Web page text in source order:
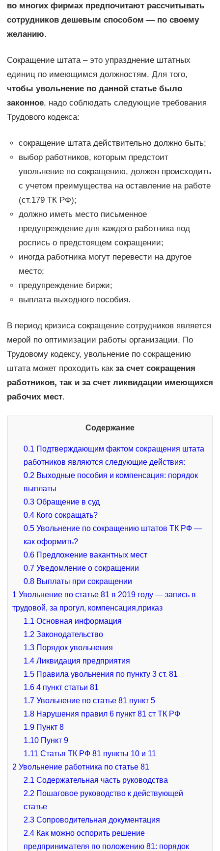
во многих фирмах предпочитают рассчитывать
сотрудников дешевым способом — по своему
желанию.
Сокращение штата – это упразднение штатных
единиц по имеющимся должностям. Для того,
чтобы увольнение по данной статье было
законное, надо соблюдать следующие требования
Трудового кодекса:
сокращение штата действительно должно быть;
выбор работников, которым предстоит
увольнение по сокращению, должен происходить
с учетом преимущества на оставление на работе
(ст.179 ТК РФ);
должно иметь место письменное
предупреждение для каждого работника под
роспись о предстоящем сокращении;
иногда работника могут перевести на другое
место;
предупреждение биржи;
выплата выходного пособия.
В период кризиса сокращение сотрудников является
мерой по оптимизации работы организации. По
Трудовому кодексу, увольнение по сокращению
штата может проходить как за счет сокращения
работников, так и за счет ликвидации имеющихся
рабочих мест.
Содержание
0.1 Подтверждающим фактом сокращения штата
работников являются следующие действия:
0.2 Выходные пособия и компенсация: порядок
выплаты
0.3 Обращение в суд
0.4 Кого сокращать?
0.5 Увольнение по сокращению штатов ТК РФ —
как оформить?
0.6 Предложение вакантных мест
0.7 Уведомление о сокращении
0.8 Выплаты при сокращении
1 Увольнение по статье 81 в 2019 году — запись в
трудовой, за прогул, компенсация,приказ
1.1 Основная информация
1.2 Законодательство
1.3 Порядок увольнения
1.4 Ликвидация предприятия
1.5 Правила увольнения по пункту 3 ст. 81
1.6 4 пункт статьи 81
1.7 Увольнение по статье 81 пункт 5
1.8 Нарушения правил 6 пункт 81 ст ТК РФ
1.9 Пункт 8
1.10 Пункт 9
1.11 Статья ТК РФ 81 пункты 10 и 11
2 Увольнение работника по статье 81
2.1 Содержательная часть руководства
2.2 Пошаговое руководство к действующей
статье
2.3 Сопроводительная документация
2.4 Как можно оспорить решение
предпринимателя по положению 81: порядок